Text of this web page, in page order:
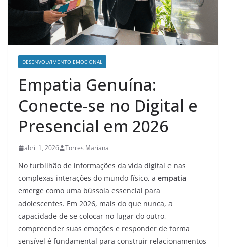
DESENVOLVIMENTO EMOCIONAL
Empatia Genuína:
Conecte-se no Digital e
Presencial em 2026
abril 1, 2026 Torres Mariana
No turbilhão de informações da vida digital e nas
complexas interações do mundo físico, a empatia
emerge como uma bússola essencial para
adolescentes. Em 2026, mais do que nunca, a
capacidade de se colocar no lugar do outro,
compreender suas emoções e responder de forma
sensível é fundamental para construir relacionamentos